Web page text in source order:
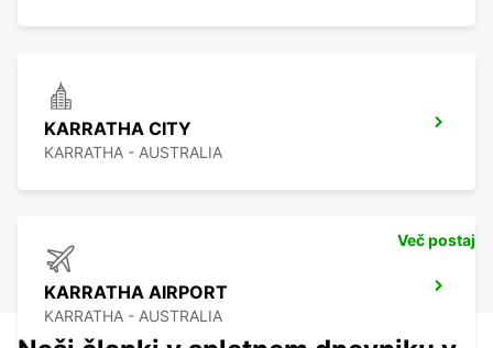
KARRATHA CITY
KARRATHA - AUSTRALIA
KARRATHA AIRPORT
KARRATHA - AUSTRALIA
Več postaj